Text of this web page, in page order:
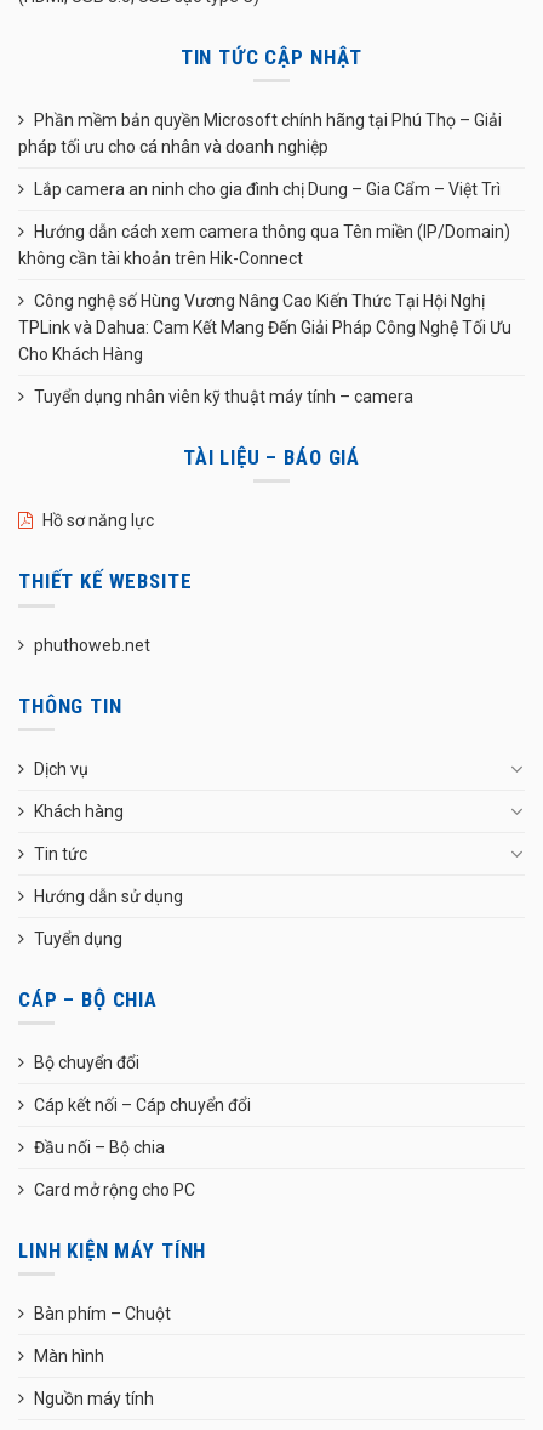
TIN TỨC CẬP NHẬT
Phần mềm bản quyền Microsoft chính hãng tại Phú Thọ – Giải
pháp tối ưu cho cá nhân và doanh nghiệp
Lắp camera an ninh cho gia đình chị Dung – Gia Cẩm – Việt Trì
Hướng dẫn cách xem camera thông qua Tên miền (IP/Domain)
không cần tài khoản trên Hik-Connect
Công nghệ số Hùng Vương Nâng Cao Kiến Thức Tại Hội Nghị
TPLink và Dahua: Cam Kết Mang Đến Giải Pháp Công Nghệ Tối Ưu
Cho Khách Hàng
Tuyển dụng nhân viên kỹ thuật máy tính – camera
TÀI LIỆU – BÁO GIÁ
Hồ sơ năng lực
THIẾT KẾ WEBSITE
phuthoweb.net
THÔNG TIN
Dịch vụ
Khách hàng
Tin tức
Hướng dẫn sử dụng
Tuyển dụng
CÁP – BỘ CHIA
Bộ chuyển đổi
Cáp kết nối – Cáp chuyển đổi
Đầu nối – Bộ chia
Card mở rộng cho PC
LINH KIỆN MÁY TÍNH
Bàn phím – Chuột
Màn hình
Nguồn máy tính